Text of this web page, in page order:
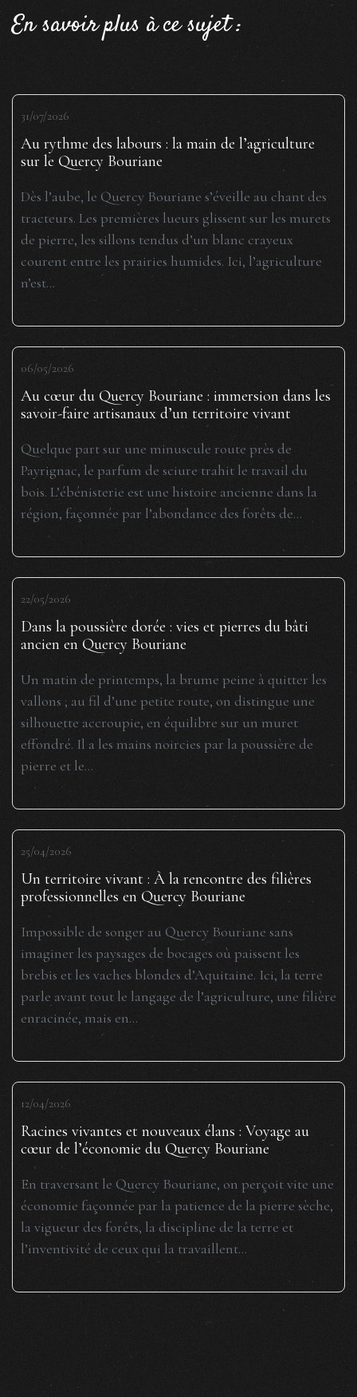
En savoir plus à ce sujet :
31/07/2026
Au rythme des labours : la main de l’agriculture
sur le Quercy Bouriane
Dès l’aube, le Quercy Bouriane s’éveille au chant des
tracteurs. Les premières lueurs glissent sur les murets
de pierre, les sillons tendus d’un blanc crayeux
courent entre les prairies humides. Ici, l’agriculture
n’est...
06/05/2026
Au cœur du Quercy Bouriane : immersion dans les
savoir-faire artisanaux d’un territoire vivant
Quelque part sur une minuscule route près de
Payrignac, le parfum de sciure trahit le travail du
bois. L’ébénisterie est une histoire ancienne dans la
région, façonnée par l’abondance des forêts de...
22/05/2026
Dans la poussière dorée : vies et pierres du bâti
ancien en Quercy Bouriane
Un matin de printemps, la brume peine à quitter les
vallons ; au fil d’une petite route, on distingue une
silhouette accroupie, en équilibre sur un muret
effondré. Il a les mains noircies par la poussière de
pierre et le...
25/04/2026
Un territoire vivant : À la rencontre des filières
professionnelles en Quercy Bouriane
Impossible de songer au Quercy Bouriane sans
imaginer les paysages de bocages où paissent les
brebis et les vaches blondes d’Aquitaine. Ici, la terre
parle avant tout le langage de l’agriculture, une filière
enracinée, mais en...
12/04/2026
Racines vivantes et nouveaux élans : Voyage au
cœur de l’économie du Quercy Bouriane
En traversant le Quercy Bouriane, on perçoit vite une
économie façonnée par la patience de la pierre sèche,
la vigueur des forêts, la discipline de la terre et
l’inventivité de ceux qui la travaillent...